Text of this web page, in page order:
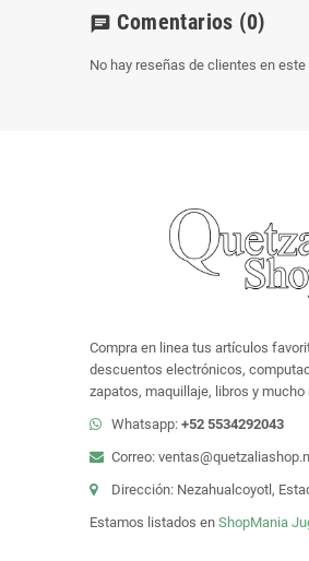
chat Comentarios (0)
No hay reseñas de clientes en
Compra en linea tus artículos
descuentos electrónicos,
zapatos, maquillaje, libros y mucho
Whatsapp: +52 5534292043
Correo:
Dirección: Nezahualcoyotl,
Estamos listados en ShopMania